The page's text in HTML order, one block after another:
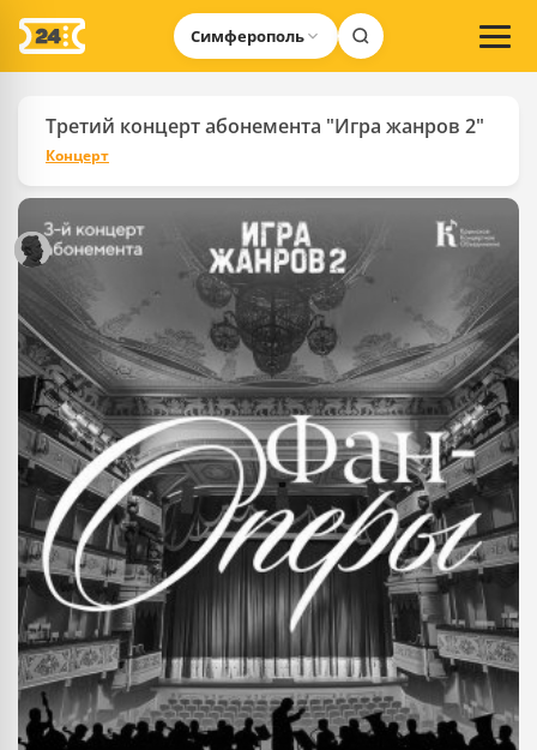
Симферополь
Третий концерт абонемента "Игра жанров 2"
Концерт